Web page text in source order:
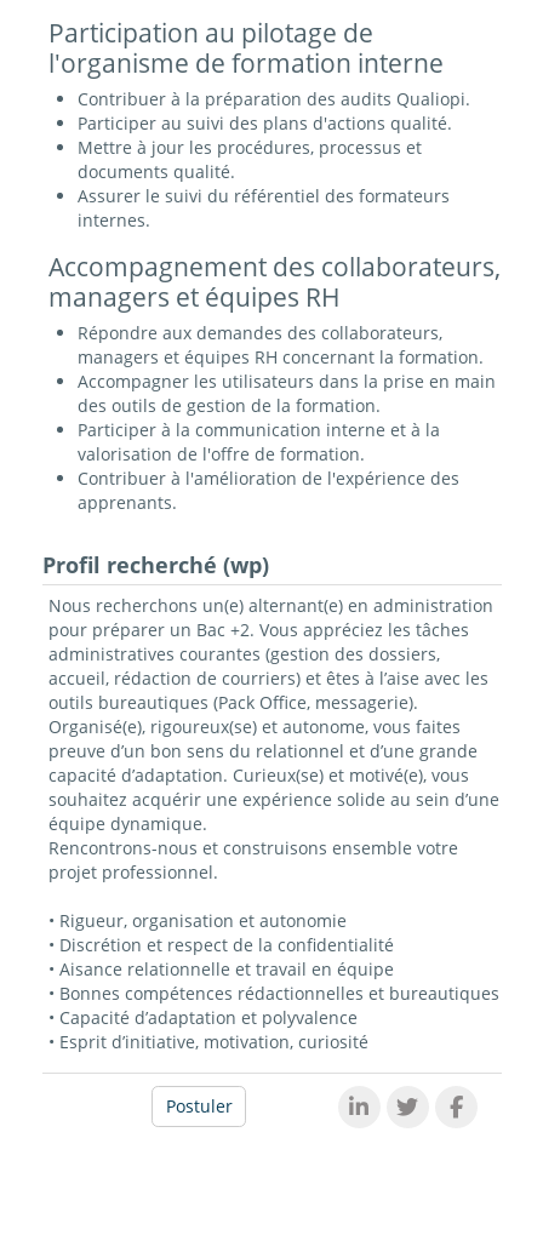
Participation au pilotage de
l'organisme de formation interne
Contribuer à la préparation des audits Qualiopi.
Participer au suivi des plans d'actions qualité.
Mettre à jour les procédures, processus et
documents qualité.
Assurer le suivi du référentiel des formateurs
internes.
Accompagnement des collaborateurs,
managers et équipes RH
Répondre aux demandes des collaborateurs,
managers et équipes RH concernant la formation.
Accompagner les utilisateurs dans la prise en main
des outils de gestion de la formation.
Participer à la communication interne et à la
valorisation de l'offre de formation.
Contribuer à l'amélioration de l'expérience des
apprenants.
Profil recherché (wp)
Nous recherchons un(e) alternant(e) en administration
pour préparer un Bac +2. Vous appréciez les tâches
administratives courantes (gestion des dossiers,
accueil, rédaction de courriers) et êtes à l’aise avec les
outils bureautiques (Pack Office, messagerie).
Organisé(e), rigoureux(se) et autonome, vous faites
preuve d’un bon sens du relationnel et d’une grande
capacité d’adaptation. Curieux(se) et motivé(e), vous
souhaitez acquérir une expérience solide au sein d’une
équipe dynamique.
Rencontrons-nous et construisons ensemble votre
projet professionnel.
• Rigueur, organisation et autonomie
• Discrétion et respect de la confidentialité
• Aisance relationnelle et travail en équipe
• Bonnes compétences rédactionnelles et bureautiques
• Capacité d’adaptation et polyvalence
• Esprit d’initiative, motivation, curiosité
Postuler